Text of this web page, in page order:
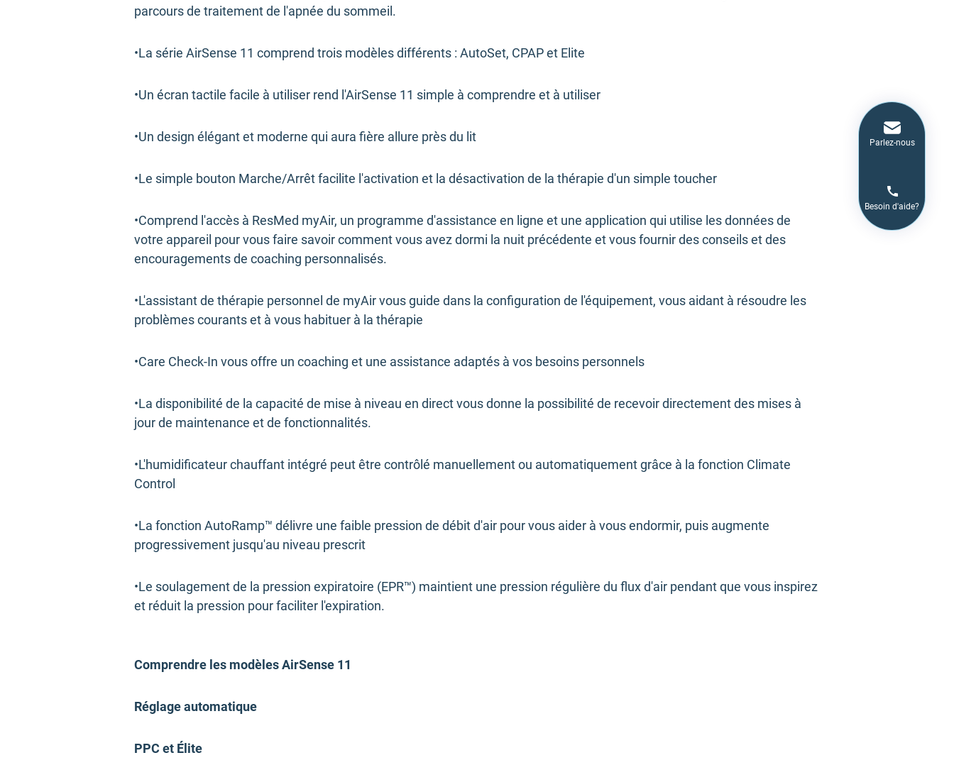
Parlez-nous
Besoin d'aide?
parcours de traitement de l'apnée du sommeil.
•La série AirSense 11 comprend trois modèles différents : AutoSet, CPAP et Elite
•Un écran tactile facile à utiliser rend l'AirSense 11 simple à comprendre et à utiliser
•Un design élégant et moderne qui aura fière allure près du lit
•Le simple bouton Marche/Arrêt facilite l'activation et la désactivation de la thérapie d'un simple toucher
•Comprend l'accès à ResMed myAir, un programme d'assistance en ligne et une application qui utilise les données de
votre appareil pour vous faire savoir comment vous avez dormi la nuit précédente et vous fournir des conseils et des
encouragements de coaching personnalisés.
•L'assistant de thérapie personnel de myAir vous guide dans la configuration de l'équipement, vous aidant à résoudre les
problèmes courants et à vous habituer à la thérapie
•Care Check-In vous offre un coaching et une assistance adaptés à vos besoins personnels
•La disponibilité de la capacité de mise à niveau en direct vous donne la possibilité de recevoir directement des mises à
jour de maintenance et de fonctionnalités.
•L'humidificateur chauffant intégré peut être contrôlé manuellement ou automatiquement grâce à la fonction Climate
Control
•La fonction AutoRamp™ délivre une faible pression de débit d'air pour vous aider à vous endormir, puis augmente
progressivement jusqu'au niveau prescrit
•Le soulagement de la pression expiratoire (EPR™) maintient une pression régulière du flux d'air pendant que vous inspirez
et réduit la pression pour faciliter l'expiration.
Comprendre les modèles AirSense 11
Réglage automatique
PPC et Élite